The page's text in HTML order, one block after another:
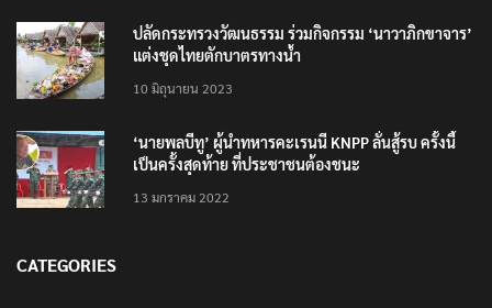
ปลัดกระทรวงวัฒนธรรม ร่วมกิจกรรม ‘นาวาภิกขาจาร’
แต่งชุดไทยตักบาตรทางน้ำ
10 มิถุนายน 2023
‘นายพลบีทู’ ผู้นำทหารคะเรนนี KNPP ลั่นสู้รบ ครั้งนี้
เป็นครั้งสุดท้าย ที่ประชาชนต้องชนะ
13 มกราคม 2022
CATEGORIES